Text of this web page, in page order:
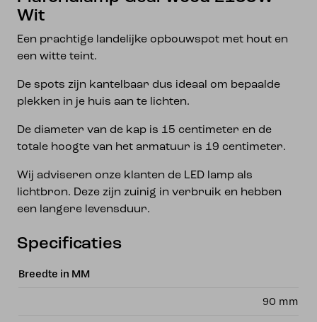
Wit
Een prachtige landelijke opbouwspot met hout en
een witte teint.
De spots zijn kantelbaar dus ideaal om bepaalde
plekken in je huis aan te lichten.
De diameter van de kap is 15 centimeter en de
totale hoogte van het armatuur is 19 centimeter.
Wij adviseren onze klanten de LED lamp als
lichtbron. Deze zijn zuinig in verbruik en hebben
een langere levensduur.
Specificaties
Breedte in MM
90 mm